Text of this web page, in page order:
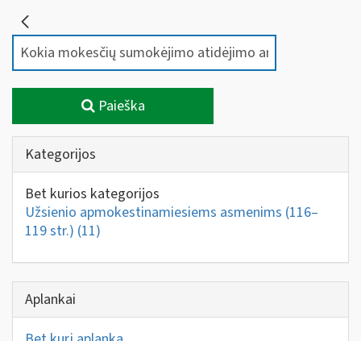
Paieška
Kategorijos
Bet kurios kategorijos
Užsienio apmokestinamiesiems asmenims (116–
119 str.) (11)
Aplankai